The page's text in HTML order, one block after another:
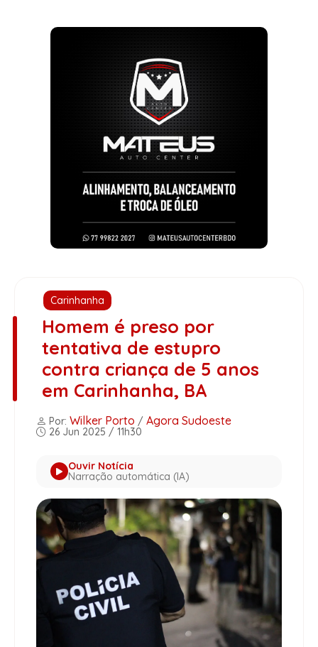
Carinhanha
Homem é preso por
tentativa de estupro
contra criança de 5 anos
em Carinhanha, BA
Por: Wilker Porto / Agora Sudoeste
26 Jun 2025 / 11h30
Ouvir Notícia
Narração automática (IA)